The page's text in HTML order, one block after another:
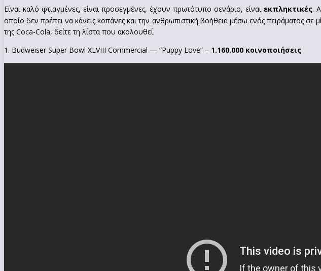
Είναι καλό φτιαγμένες, είναι προσεγμένες, έχουν πρωτότυπο σενάριο, είναι εκπληκτικές.
οποίο δεν πρέπει να κάνεις κοπάνες και την ανθρωπιστική βοήθεια μέσω ενός πειράματος σε
της Coca-Cola, δείτε τη λίστα που ακολουθεί.
1. Budweiser Super Bowl XLVIII Commercial — “Puppy Love” – 1.160.000 κοινοποιήσεις